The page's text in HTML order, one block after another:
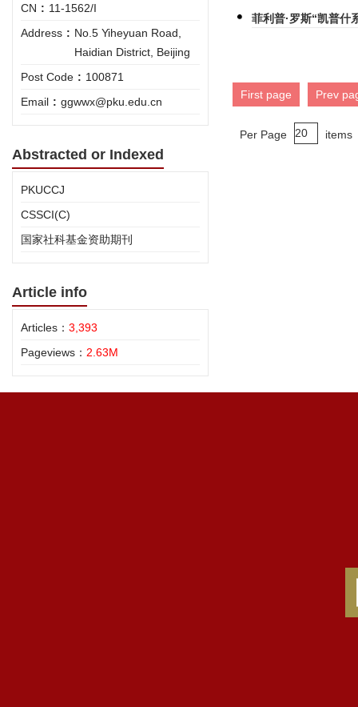
CN : 11-1562/I
Address : No.5 Yiheyuan Road,
Haidian District, Beijing
Post Code : 100871
Email : ggwwx@pku.edu.cn
Abstracted or Indexed
PKUCCJ
CSSCI(C)
国家社科基金资助期刊
Article info
Articles： 3,393
Pageviews： 2.63M
菲利普·罗斯“凯普什
First page Prev
Per Page items